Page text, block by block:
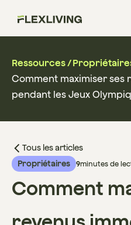
Ressources/
Comment maximiser ses
pendant les Jeux
Tous les articles
Propriétaires
9minutes de
Comment